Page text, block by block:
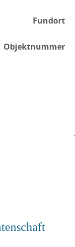
Fundort
Objektnummer